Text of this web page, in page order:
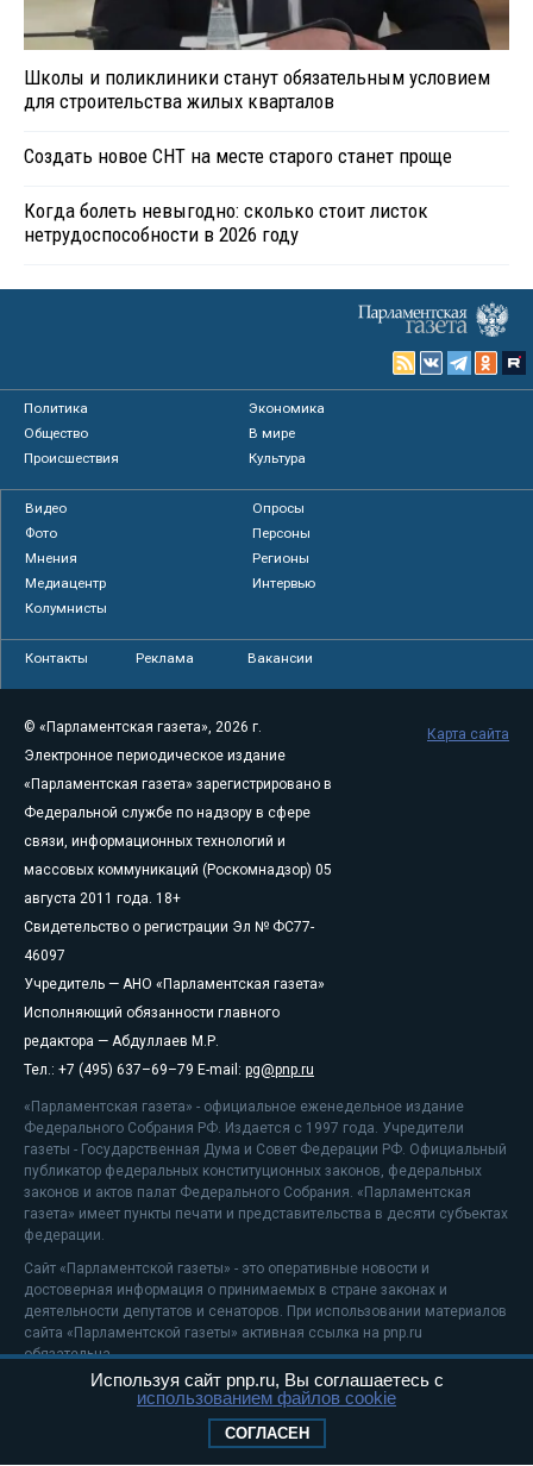
Школы и поликлиники станут обязательным условием
для строительства жилых кварталов
Создать новое СНТ на месте старого станет проще
Когда болеть невыгодно: сколько стоит листок
нетрудоспособности в 2026 году
Политика
Экономика
Общество
В мире
Происшествия
Культура
Видео
Опросы
Фото
Персоны
Мнения
Регионы
Медиацентр
Интервью
Колумнисты
Контакты Реклама Вакансии
© «Парламентская газета», 2026 г.
Электронное периодическое издание
«Парламентская газета» зарегистрировано в
Федеральной службе по надзору в сфере
связи, информационных технологий и
массовых коммуникаций (Роскомнадзор) 05
августа 2011 года. 18+
Свидетельство о регистрации Эл № ФС77-
46097
Учредитель — АНО «Парламентская газета»
Исполняющий обязанности главного
редактора — Абдуллаев М.Р.
Тел.: +7 (495) 637–69–79 E-mail: pg@pnp.ru
«Парламентская газета» - официальное еженедельное издание
Федерального Собрания РФ. Издается с 1997 года. Учредители
газеты - Государственная Дума и Совет Федерации РФ. Официальный
публикатор федеральных конституционных законов, федеральных
законов и актов палат Федерального Собрания. «Парламентская
газета» имеет пункты печати и представительства в десяти субъектах
федерации.
Сайт «Парламентской газеты» - это оперативные новости и
достоверная информация о принимаемых в стране законах и
деятельности депутатов и сенаторов. При использовании материалов
сайта «Парламентской газеты» активная ссылка на pnp.ru
обязательна.
На информационном ресурсе применяютсярекомендательные
Положение о защите персональных данных
Карта сайта
Используя сайт pnp.ru, Вы соглашаетесь с
использованием файлов cookie
СОГЛАСЕН